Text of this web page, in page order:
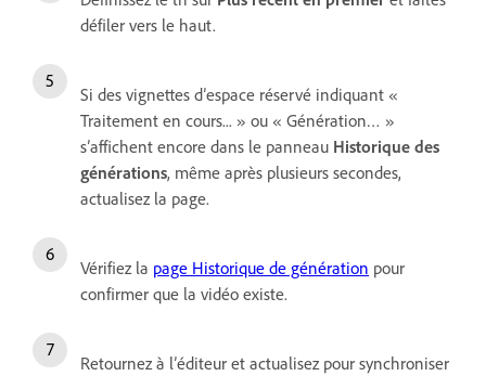
défiler vers le haut.
Si des vignettes d’espace réservé indiquant «
Traitement en cours... » ou « Génération… »
s’affichent encore dans le panneau Historique des
générations, même après plusieurs secondes,
actualisez la page.
Vérifiez la page Historique de génération pour
confirmer que la vidéo existe.
Retournez à l’éditeur et actualisez pour synchroniser